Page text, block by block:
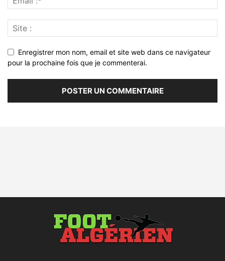
Enregistrer mon nom, email et site web dans ce navigateur
pour la prochaine fois que je commenterai.